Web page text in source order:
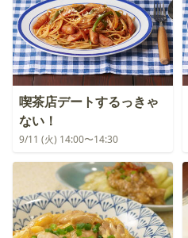
喫茶店デートするっきゃ
ない！
9/11 (火) 14:00〜14:30